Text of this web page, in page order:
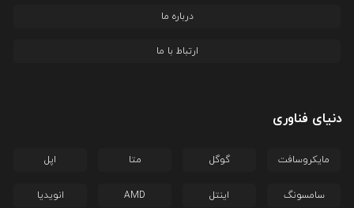
درباره ما
ارتباط با ما
دنیای فناوری
مایکروسافت گوگل متا اپل
سامسونگ اینتل AMD انویدیا